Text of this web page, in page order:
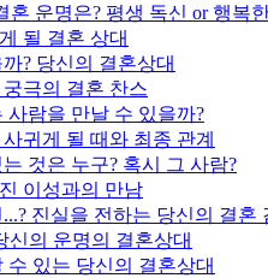
혼 운명은? 평생 독신 or 행복
될 결혼 상대
? 당신의 결혼상대
극의 결혼 찬스
사람을 만날 수 있을까?
귀게 될 때와 최종 관계
것은 누구? 혹시 그 사람?
이성과의 만남
진실을 전하는 당신의 결혼
신의 운명의 결혼상대
수 있는 당신의 결혼상대